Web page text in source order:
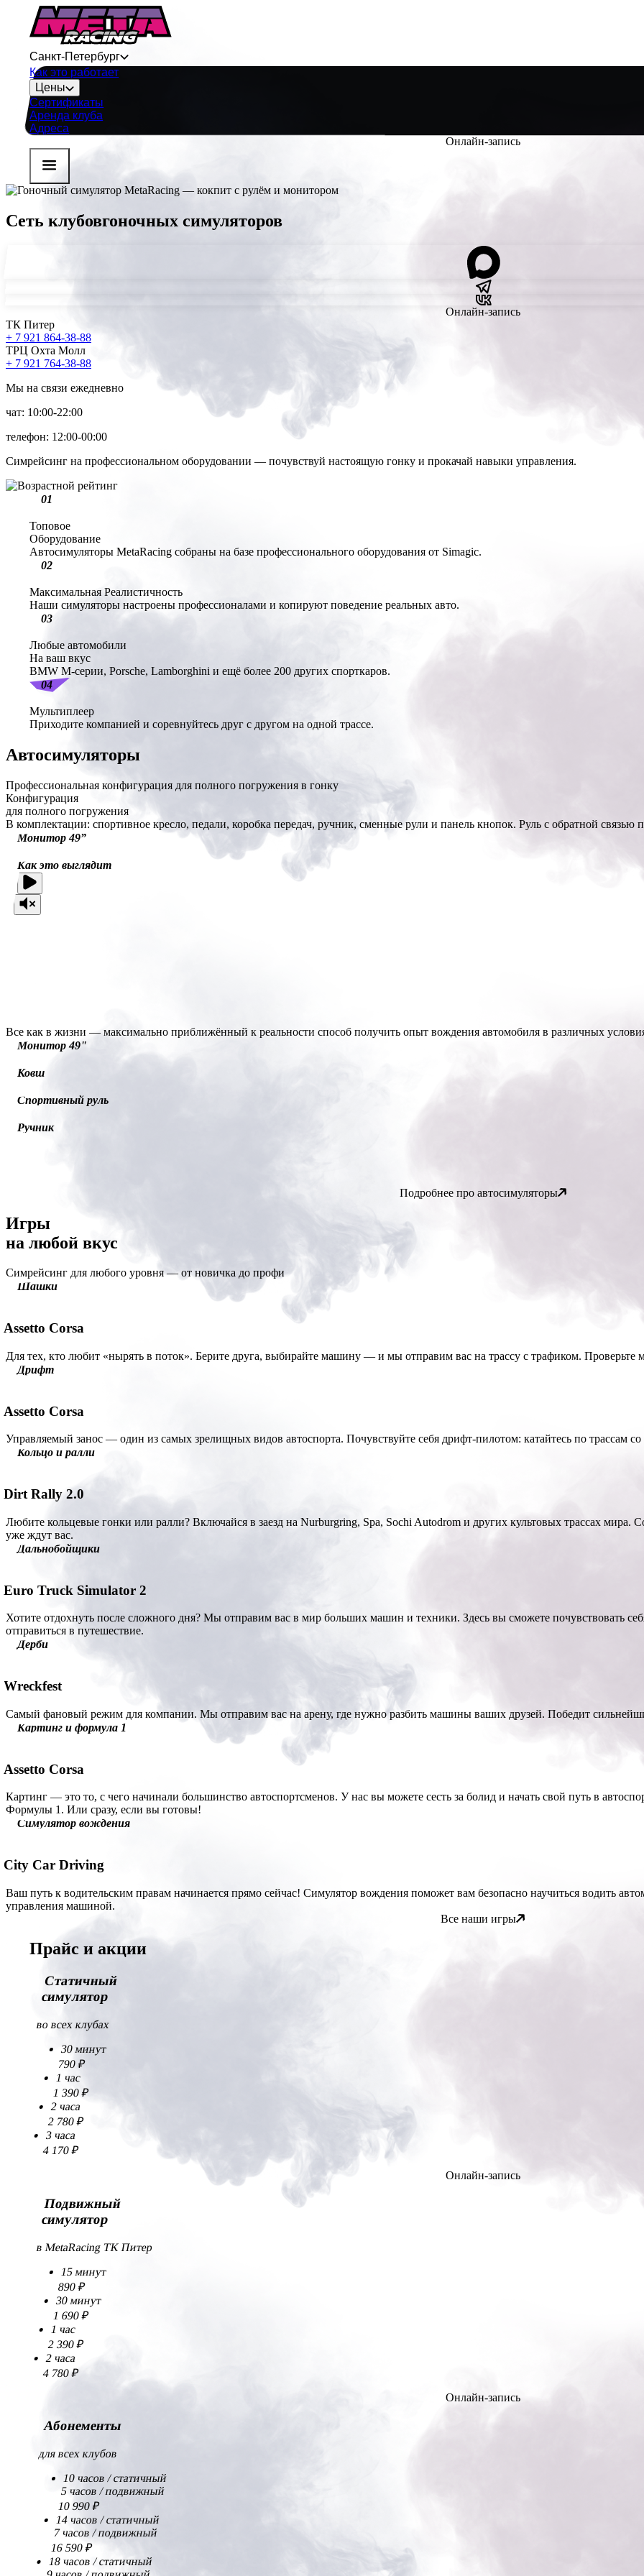
Санкт-Петербург
Как это работает
Цены
Сертификаты
Аренда клуба
Адреса
Онлайн-запись
Сеть клубовгоночных симуляторов
Онлайн-запись
ТК Питер
+ 7 921 864-38-88
ТРЦ Охта Молл
+ 7 921 764-38-88
Мы на связи ежедневно
чат: 10:00-22:00
телефон: 12:00-00:00
Симрейсинг на профессиональном оборудовании — почувствуй настоящую гонку и прокачай навыки управления.
01
Топовое
Оборудование
Автосимуляторы MetaRacing собраны на базе профессионального оборудования от Simagic.
02
МаксимальнаяРеалистичность
Наши симуляторы настроены профессионалами и копируют поведение реальных авто.
03
Любые автомобили
На ваш вкус
BMW M-серии, Porsche, Lamborghini и ещё более 200 других спорткаров.
04
Мультиплеер
Приходите компанией и соревнуйтесь друг с другом на одной трассе.
Автосимуляторы
Профессиональная конфигурация для полного погружения в гонку
Конфигурация
для полного погружения
В комплектации: спортивное кресло, педали, коробка передач, ручник, сменные рули и панель кнопок. Руль с обратной связью
Монитор 49”
Как это выглядит
Все как в жизни —максимально приближённый к реальности способ получить опыт вождения автомобиля в различных
Монитор 49"
Ковш
Спортивный руль
Ручник
Подробнее про автосимуляторы
Игры
на любой вкус
Симрейсинг для любого уровня — от новичка до профи
Шашки
Assetto Corsa
Для тех, кто любит «нырять в поток». Берите друга, выбирайте машину — и мы отправим вас на трассу с трафиком. Проверьте
Дрифт
Assetto Corsa
Управляемый занос — один из самых зрелищных видов автоспорта. Почувствуйте себя дрифт-пилотом: катайтесь по трассам
Кольцо и ралли
Dirt Rally 2.0
Любите кольцевые гонки или ралли? Включайся в заезд на Nurburgring, Spa, Sochi Autodrom и других культовых трассах
уже ждут вас.
Дальнобойщики
Euro Truck Simulator 2
Хотите отдохнуть после сложного дня? Мы отправим вас в мир больших машин и техники. Здесь вы сможете почувствовать
отправиться в путешествие.
Дерби
Wreckfest
Самый фановый режим для компании. Мы отправим вас на арену, где нужно разбить машины ваших друзей. Победит
Картинг и формула 1
Assetto Corsa
Картинг — это то, с чего начинали большинство автоспортсменов. У нас вы можете сесть за болид и начать свой путь в
Формулы 1. Или сразу, если вы готовы!
Симулятор вождения
City Car Driving
Ваш путь к водительским правам начинается прямо сейчас! Симулятор вождения поможет вам безопасно научиться водить
управления машиной.
Все наши игры
Прайси акции
Статичный
симулятор
во всех клубах
30 минут
790 ₽
1 час
1 390 ₽
2 часа
2 780 ₽
3 часа
4 170 ₽
Онлайн-запись
Подвижный
симулятор
в MetaRacing ТК Питер
15 минут
890 ₽
30 минут
1 690 ₽
1 час
2 390 ₽
2 часа
4 780 ₽
Онлайн-запись
Абонементы
для всех клубов
10 часов / статичный
5 часов / подвижный
10 990 ₽
14 часов / статичный
7 часов / подвижный
16 590 ₽
18 часов / статичный